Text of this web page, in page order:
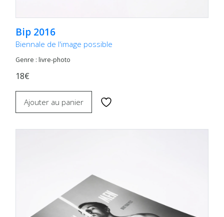
Bip 2016
Biennale de l'image possible
Genre : livre-photo
18€
Ajouter au panier